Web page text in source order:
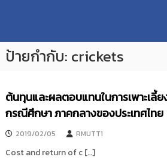
p
U
T
R
e
s
e
a
วิ
ท
ลั
ย
เ
ค
น
ป้ายกำกับ: crickets
ต้นทุนและผลตอบแทนในการเพาะเลี้
กรณีศึกษา ภาคกลางของประเทศไทย
2019/02/05 RMUTT1
Cost and return of c […]